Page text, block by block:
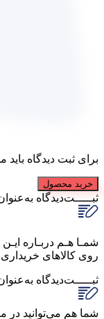
برای ثبت دیدگاه
خرید محصول
ثبـــــت‌دیدگاه
شمـا هـم دربـاره ایـن
روی کالاهای خریداری شده ۵ امتیاز
ثبـــــت‌دیدگاه
شما هم می‌توانید در